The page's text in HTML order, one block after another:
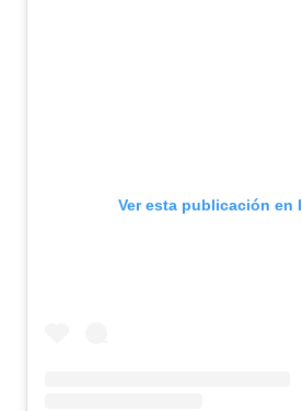
Ver esta publicación en